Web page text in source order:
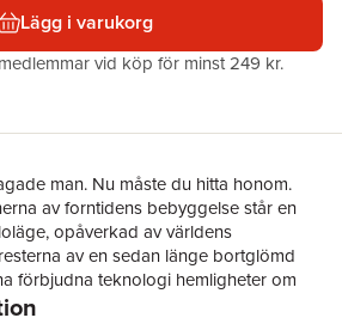
Lägg i varukorg
vid köp för minst 249 kr.
man. Nu måste du hitta honom.
av forntidens bebyggelse står en
opåverkad av världens
av en sedan länge bortglömd
förbjudna teknologi hemligheter om
Hemligheter som nu är nyckeln